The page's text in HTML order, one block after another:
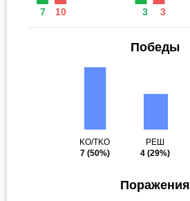
7 10 3 3
Победы
KO/TKO
7(50%)
РЕШ
4 (29%)
Поражения